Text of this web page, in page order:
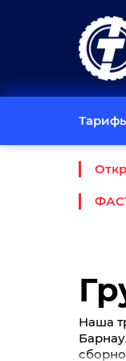
Наша